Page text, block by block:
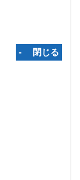
‐ 閉じる